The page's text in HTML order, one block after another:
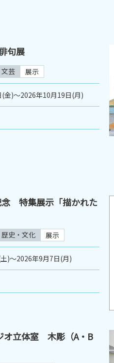
句展
文芸 展示
金)～2026年10月19日(月)
念 特集展示「描かれた
歴史・文化 展示
)～2026年9月7日(月)
オ立体室 木彫（A・B